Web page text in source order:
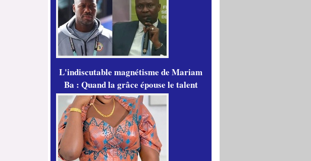
L'indiscutable magnétisme de Mariam
Ba : Quand la grâce épouse le talent